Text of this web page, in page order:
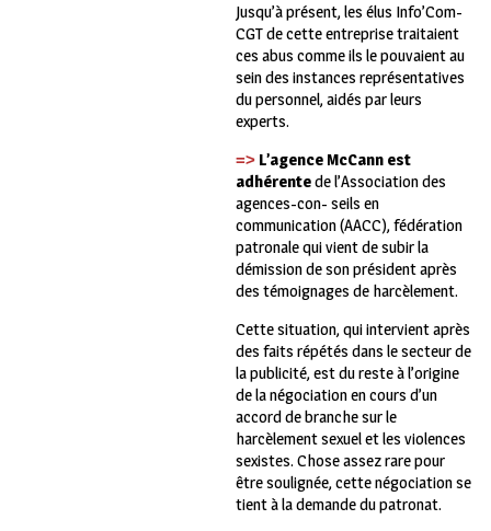
Jusqu’à présent, les élus Info’Com-
CGT de cette entreprise traitaient
ces abus comme ils le pouvaient au
sein des instances représentatives
du personnel, aidés par leurs
experts.
=> L’agence McCann est
adhérentede l’Association des
agences-con- seils en
communication (AACC), fédération
patronale qui vient de subir la
démission de son président après
des témoignages de harcèlement.
Cette situation, qui intervient après
des faits répétés dans le secteur de
la publicité, est du reste à l’origine
de la négociation en cours d’un
accord de branche sur le
harcèlement sexuel et les violences
sexistes. Chose assez rare pour
être soulignée, cette négociation se
tient à la demande du patronat.